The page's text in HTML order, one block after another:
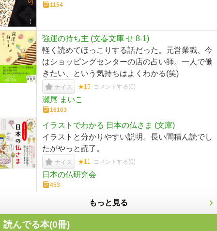
1154
強運の持ち主 (文春文庫 せ 8-1)
軽く読めてほっこりする話だった。元営業職、今
はショッピングセンターの店の占い師。一人で働
きたい、という気持ちはよくわかる(笑)
ナイス ★15 コメントする(0)
瀬尾 まいこ
16163
イラストでわかる 日本の仏さま (文庫)
イラストと分かりやすい説明。長い間積ん読でし
たがやっと読了。
ナイス ★11 コメントする(0)
日本の仏研究会
453
もっと見る
読んでる本(0冊)